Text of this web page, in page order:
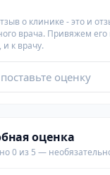
о клинике - это и
врача. Привяжем его
и к врачу.
оценку
оценка
0 из 5 —